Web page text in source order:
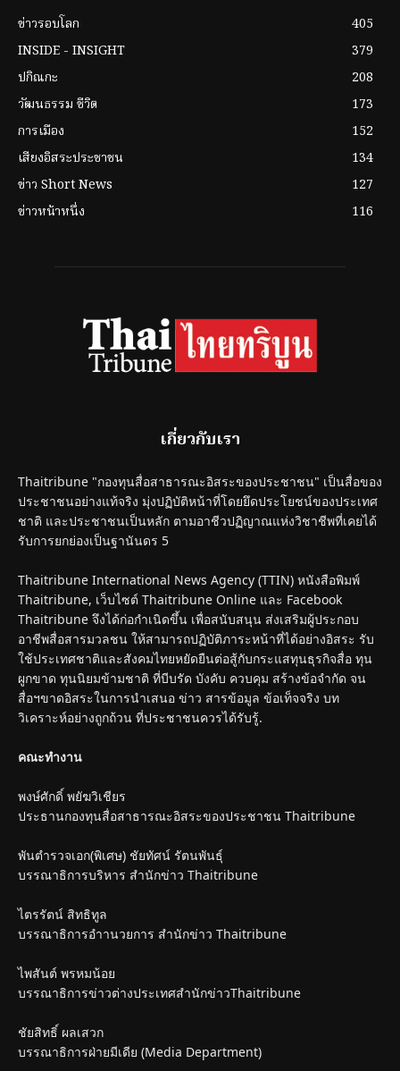
ข่าวรอบโลก
405
INSIDE - INSIGHT
379
ปกิณกะ
208
วัฒนธรรม ชีวิต
173
การเมือง
152
เสียงอิสระประชาชน
134
ข่าว Short News
127
ข่าวหน้าหนึ่ง
116
เกี่ยวกับเรา
Thaitribune "กองทุนสื่อสาธารณะอิสระของประชาชน" เป็นสื่อของ
ประชาชนอย่างแท้จริง มุ่งปฏิบัติหน้าที่โดยยึดประโยชน์ของประเทศ
ชาติ และประชาชนเป็นหลัก ตามอาชีวปฏิญาณแห่งวิชาชีพที่เคยได้
รับการยกย่องเป็นฐานันดร 5
Thaitribune International News Agency (TTIN) หนังสือพิมพ์
Thaitribune, เว็บไซต์ Thaitribune Online และ Facebook
Thaitribune จึงได้ก่อกำเนิดขึ้น เพื่อสนับสนุน ส่งเสริมผู้ประกอบ
อาชีพสื่อสารมวลชน ให้สามารถปฏิบัติภาระหน้าที่ได้อย่างอิสระ รับ
ใช้ประเทศชาติและสังคมไทยหยัดยืนต่อสู้กับกระแสทุนธุรกิจสื่อ ทุน
ผูกขาด ทุนนิยมข้ามชาติ ที่บีบรัด บังคับ ควบคุม สร้างข้อจำกัด จน
สื่อฯขาดอิสระในการนำเสนอ ข่าว สารข้อมูล ข้อเท็จจริง บท
วิเคราะห์อย่างถูกถ้วน ที่ประชาชนควรได้รับรู้.
คณะทำงาน
พงษ์ศักดิ์ พยัฆวิเชียร
ประธานกองทุนสื่อสาธารณะอิสระของประชาชน Thaitribune
พันตำรวจเอก(พิเศษ) ชัยทัศน์ รัตนพันธุ์
บรรณาธิการบริหาร สำนักข่าว Thaitribune
ไตรรัตน์ สิทธิทูล
บรรณาธิการอำานวยการ สำนักข่าว Thaitribune
ไพสันต์ พรหมน้อย
บรรณาธิการข่าวต่างประเทศสำนักข่าวThaitribune
ชัยสิทธิ์ ผลเสวก
บรรณาธิการฝ่ายมีเดีย (Media Department)